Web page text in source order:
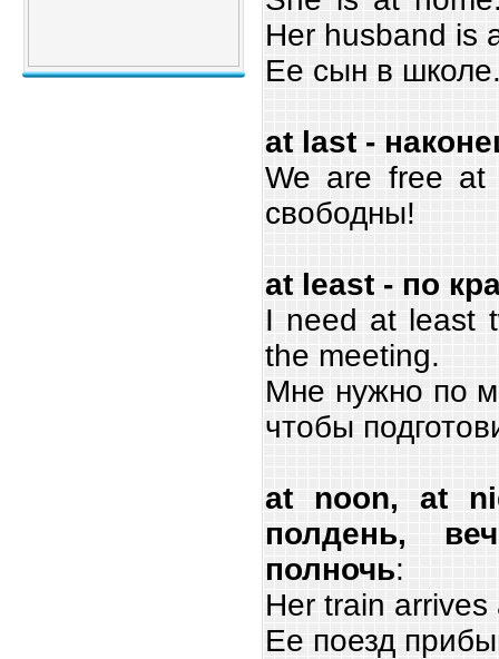
Her husband is
Ее сын в
at last -
We are free at
свободны!
at least - по
I need at least
the meeting.
Мне нужно по
чтобы
at noon, at
полдень,
полночь:
Her train
Ее поезд